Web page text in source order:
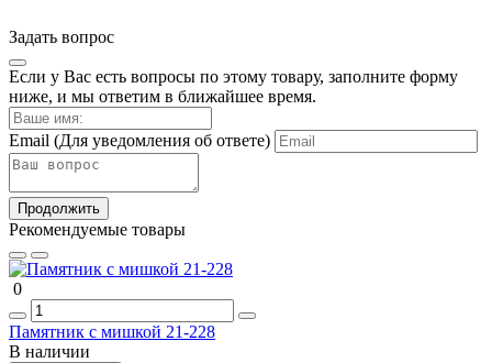
Задать вопрос
Если у Вас есть вопросы по этому товару, заполните форму
ниже, и мы ответим в ближайшее время.
Email (Для уведомления об ответе)
Продолжить
Рекомендуемые товары
0
Памятник с мишкой 21-228
В наличии